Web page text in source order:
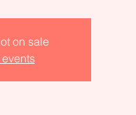
on sale